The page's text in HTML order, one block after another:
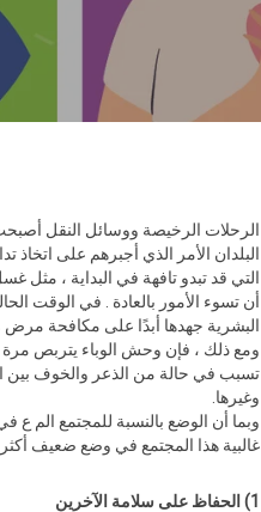
البلدان الأمر الذي أجبرهم على اتخاذ
التي قد تبدو تافهة في البداية ، مثل
البشرية جهدها أبدًا على مكافحة مرض
ومع ذلك ، فإن وحش الوباء يتربص مرة
وغيرها.
وبما أن الوضع بالنسبة للمجتمع الم ع
غالبية هذا المجتمع في وضع ضعيف
1) الحفاظ على سلامة الآخرين